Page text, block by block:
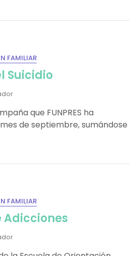
FAMILIAR
Suicidio
que FUNPRES ha
de septiembre, sumándose
FAMILIAR
Adicciones